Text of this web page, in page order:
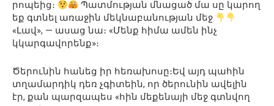
րոպեից։
Պատմության մնացած մա սը կարող
եք գտնել առաջին մեկնաբանության մեջ
«Լավ», — ասաց նա։ «Մենք հիմա ամեն ինչ
կկարգավորենք»։
Ծերունին հանեց իր հեռախոսը։Եվ այդ պահին
տղամարդիկ դեռ չգիտեին, որ ծերունին ավելին
էր, քան պարզապես «հին մեքենայի մեջ գտնվող